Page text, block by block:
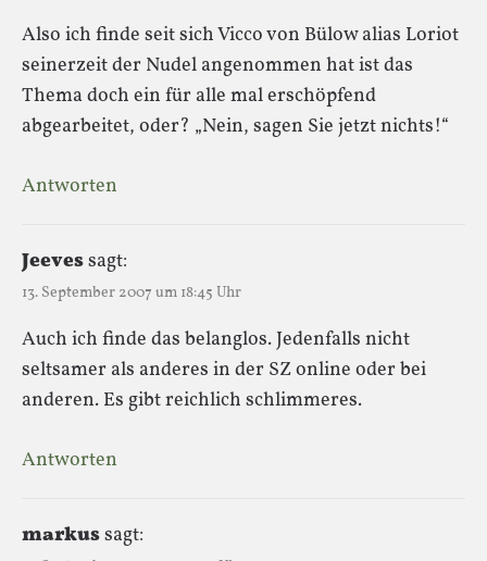
Also ich finde seit sich Vicco von Bülow alias Loriot
seinerzeit der Nudel angenommen hat ist das
Thema doch ein für alle mal erschöpfend
abgearbeitet, oder? „Nein, sagen Sie jetzt nichts!“
Antworten
Jeevessagt:
13. September 2007 um 18:45 Uhr
Auch ich finde das belanglos. Jedenfalls nicht
seltsamer als anderes in der SZ online oder bei
anderen. Es gibt reichlich schlimmeres.
Antworten
markussagt: